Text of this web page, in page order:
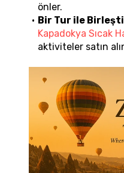
önler.
Bir Tur ile
Kapadokya Sıcak
aktiviteler satın